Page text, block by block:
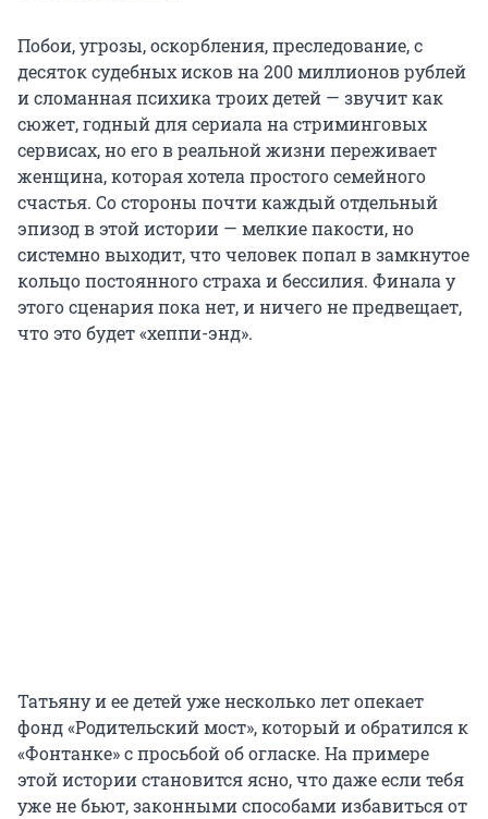
Побои, угрозы, оскорбления, преследование, с
десяток судебных исков на 200 миллионов рублей
и сломанная психика троих детей — звучит как
сюжет, годный для сериала на стриминговых
сервисах, но его в реальной жизни переживает
женщина, которая хотела простого семейного
счастья. Со стороны почти каждый отдельный
эпизод в этой истории — мелкие пакости, но
системно выходит, что человек попал в замкнутое
кольцо постоянного страха и бессилия. Финала у
этого сценария пока нет, и ничего не предвещает,
что это будет «хеппи-энд».
Татьяну и ее детей уже несколько лет опекает
фонд «Родительский мост», который и обратился к
«Фонтанке» с просьбой об огласке. На примере
этой истории становится ясно, что даже если тебя
уже не бьют, законными способами избавиться от